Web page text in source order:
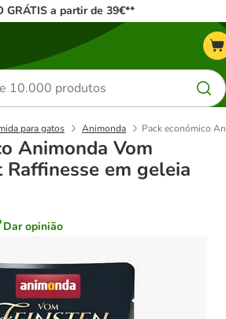
GRÁTIS a partir de 39€**
para gatos Animonda Pack económico
Animonda Vom
em geleia
Dar opinião